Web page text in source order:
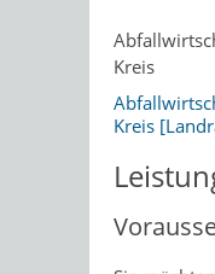
Kreis
Kreis